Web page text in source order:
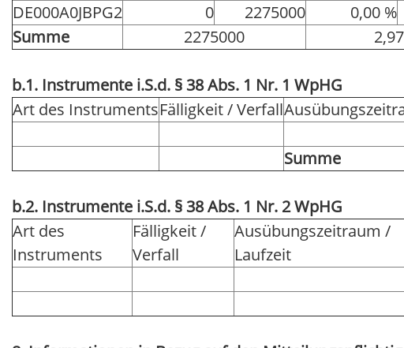
DE000A0JBPG2
0 2275000 0,00 %
Summe
2275000
b.1. Instrumente i.S.d. § 38 Abs. 1 Nr. 1 WpHG
Art des InstrumentsFälligkeit / Verfall
Summe
b.2. Instrumente i.S.d. § 38 Abs. 1 Nr. 2 WpHG
Art des
Instruments
Fälligkeit /
Verfall
Ausübungszeitraum /
Laufzeit